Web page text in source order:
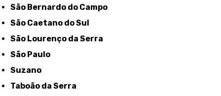
São Bernardo do Campo
São Caetano do Sul
São Lourenço da Serra
São Paulo
Suzano
Taboão da Serra